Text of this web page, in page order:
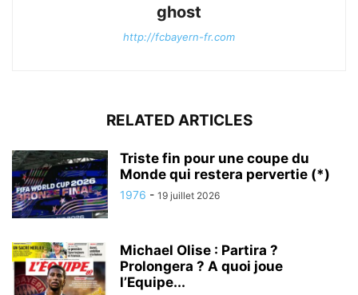
ghost
http://fcbayern-fr.com
RELATED ARTICLES
Triste fin pour une coupe du
Monde qui restera pervertie (*)
1976 - 19 juillet 2026
Michael Olise : Partira ?
Prolongera ? A quoi joue
l’Equipe...